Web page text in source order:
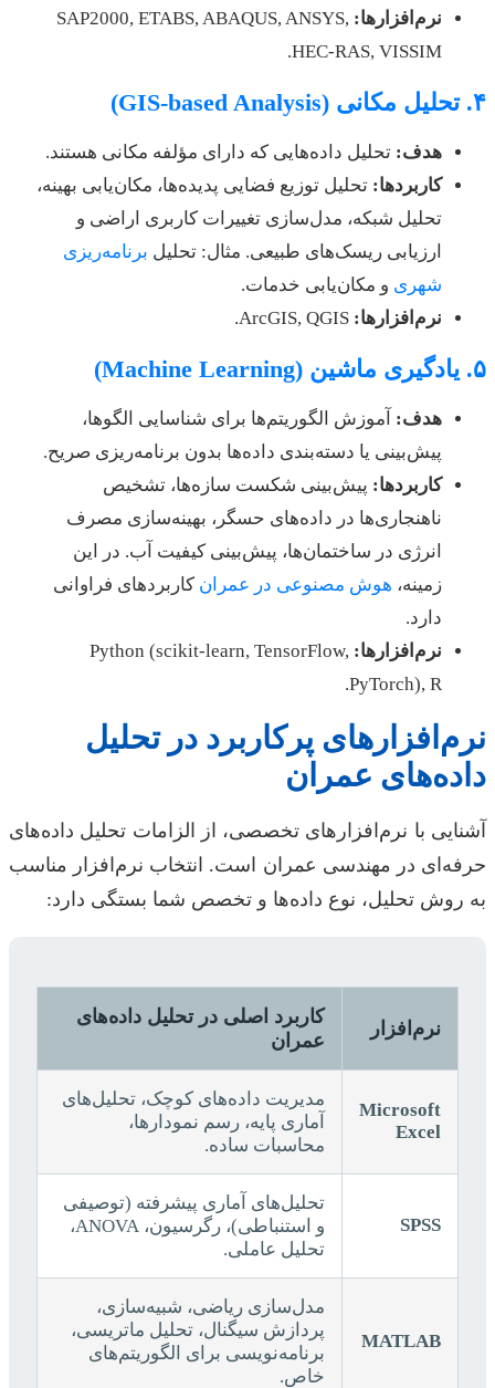
نرم‌افزارها: SAP2000, ETABS, ABAQUS, ANSYS,
HEC-RAS, VISSIM.
۴. تحلیل مکانی (GIS-based Analysis)
هدف: تحلیل داده‌هایی که دارای مؤلفه مکانی هستند.
کاربردها: تحلیل توزیع فضایی پدیده‌ها، مکان‌یابی بهینه،
تحلیل شبکه، مدل‌سازی تغییرات کاربری اراضی و
ارزیابی ریسک‌های طبیعی. مثال: تحلیل برنامه‌ریزی
شهری و مکان‌یابی خدمات.
نرم‌افزارها:
۵. یادگیری ماشین (Machine Learning)
هدف: آموزش الگوریتم‌ها برای شناسایی الگوها،
پیش‌بینی یا دسته‌بندی داده‌ها بدون برنامه‌ریزی صریح.
کاربردها: پیش‌بینی شکست سازه‌ها، تشخیص
ناهنجاری‌ها در داده‌های حسگر، بهینه‌سازی مصرف
انرژی در ساختمان‌ها، پیش‌بینی کیفیت آب. در این
زمینه، هوش مصنوعی در عمران کاربردهای فراوانی
دارد.
نرم‌افزارها: Python (scikit-learn, TensorFlow,
PyTorch), R.
نرم‌افزارهای پرکاربرد در تحلیل
داده‌های عمران
آشنایی با نرم‌افزارهای تخصصی، از الزامات تحلیل داده‌های
حرفه‌ای در مهندسی عمران است. انتخاب نرم‌افزار مناسب
به روش تحلیل، نوع داده‌ها و تخصص شما بستگی دارد:
نرم‌افزار
کاربرد اصلی در تحلیل داده‌های
عمران
Microsoft
Excel
مدیریت داده‌های کوچک، تحلیل‌های
آماری پایه، رسم نمودارها،
محاسبات ساده.
SPSS
تحلیل‌های آماری پیشرفته (توصیفی
و استنباطی)، رگرسیون، ANOVA،
تحلیل عاملی.
MATLAB
مدل‌سازی ریاضی، شبیه‌سازی،
پردازش سیگنال، تحلیل ماتریسی،
برنامه‌نویسی برای الگوریتم‌های
خاص.